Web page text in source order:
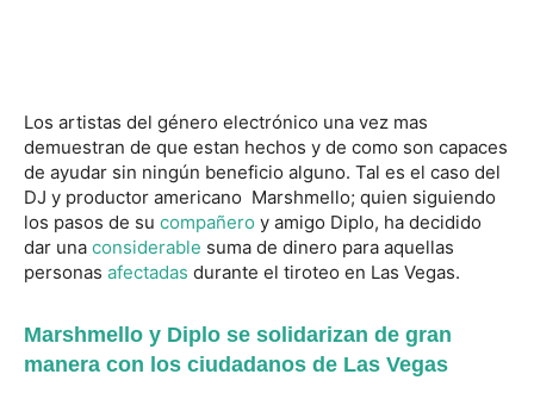
Los artistas del género electrónico una vez mas
demuestran de que estan hechos y de como son capaces
de ayudar sin ningún beneficio alguno. Tal es el caso del
DJ y productor americano Marshmello; quien siguiendo
los pasos de su compañero y amigo Diplo, ha decidido
dar una considerable suma de dinero para aquellas
personas afectadas durante el tiroteo en Las Vegas.
Marshmello y Diplo se solidarizan de gran
manera con los ciudadanos de Las Vegas